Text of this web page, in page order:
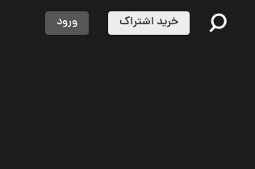
خرید اشتراک ورود